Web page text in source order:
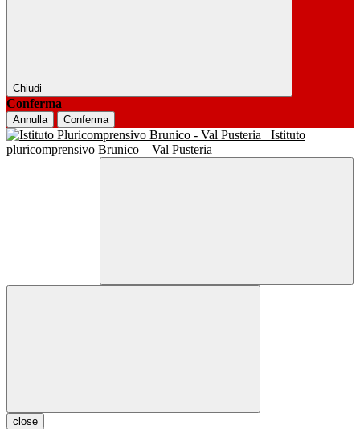
Chiudi
Conferma
Annulla Conferma
Istituto
pluricomprensivo Brunico – Val Pusteria
close